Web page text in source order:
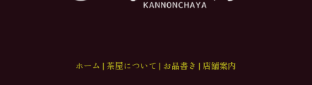
ホーム | 茶屋について | お品書き | 店舗案内